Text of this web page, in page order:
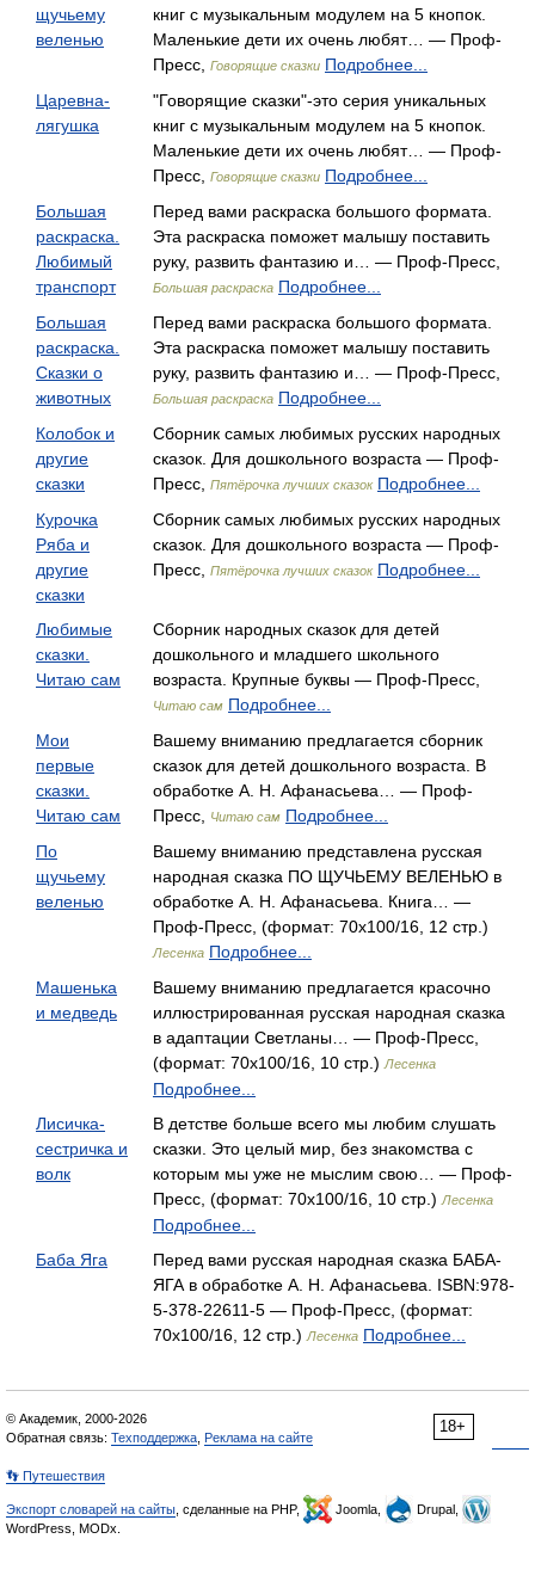
щучьему
веленью
книг с музыкальным модулем на 5 кнопок.
Маленькие дети их очень любят… — Проф-
Пресс,
Говорящие сказки Подробнее...
Царевна-
лягушка
"Говорящие сказки"-это серия уникальных
книг с музыкальным модулем на 5 кнопок.
Маленькие дети их очень любят… — Проф-
Пресс,
Говорящие сказки Подробнее...
Большая
раскраска.
Любимый
транспорт
Перед вами раскраска большого формата.
Эта раскраска поможет малышу поставить
руку, развить фантазию и… — Проф-Пресс,
Большая раскраска Подробнее...
Большая
раскраска.
Сказки о
животных
Перед вами раскраска большого формата.
Эта раскраска поможет малышу поставить
руку, развить фантазию и… — Проф-Пресс,
Большая раскраска Подробнее...
Колобок и
другие
сказки
Сборник самых любимых русских народных
сказок. Для дошкольного возраста — Проф-
Пресс,
Пятёрочка лучших сказок Подробнее...
Курочка
Ряба и
другие
сказки
Сборник самых любимых русских народных
сказок. Для дошкольного возраста — Проф-
Пресс,
Пятёрочка лучших сказок Подробнее...
Любимые
сказки.
Читаю сам
Сборник народных сказок для детей
дошкольного и младшего школьного
возраста. Крупные буквы — Проф-Пресс,
Читаю сам Подробнее...
Мои
первые
сказки.
Читаю сам
Вашему вниманию предлагается сборник
сказок для детей дошкольного возраста. В
обработке А. Н. Афанасьева… — Проф-
Пресс,
Читаю сам Подробнее...
По
щучьему
веленью
Вашему вниманию представлена русская
народная сказка ПО ЩУЧЬЕМУ ВЕЛЕНЬЮ в
обработке А. Н. Афанасьева. Книга… —
Проф-Пресс, (формат: 70x100/16, 12 стр.)
Лесенка Подробнее...
Машенька
и медведь
Вашему вниманию предлагается красочно
иллюстрированная русская народная сказка
в адаптации Светланы… — Проф-Пресс,
(формат: 70x100/16, 10 стр.) Лесенка
Подробнее...
Лисичка-
сестричка и
волк
В детстве больше всего мы любим слушать
сказки. Это целый мир, без знакомства с
которым мы уже не мыслим свою… — Проф-
Пресс, (формат: 70x100/16, 10 стр.) Лесенка
Подробнее...
Баба Яга
Перед вами русская народная сказка БАБА-
ЯГА в обработке А. Н. Афанасьева. ISBN:978-
5-378-22611-5 — Проф-Пресс, (формат:
70x100/16, 12 стр.) Лесенка Подробнее...
18+
© Академик, 2000-2026
Обратная связь: Техподдержка Реклама на сайте
👣 Путешествия
Экспорт словарей на сайты , сделанные на PHP, Joomla,
Drupal,
WordPress, MODx.